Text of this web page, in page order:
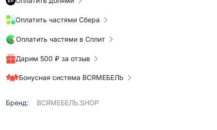
Оплатить частями Сбера
Оплатить частями в Сплит
Дарим 500 ₽ за отзыв
Бонусная система ВСЯМЕБЕЛЬ
Бренд: ВСЯМЕБЕЛЬ.SHOP